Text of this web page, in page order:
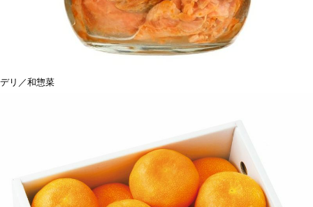
デリ／和惣菜